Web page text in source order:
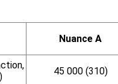
Nuance A
45 000 (310)